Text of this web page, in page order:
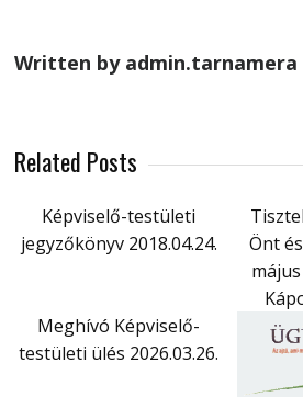
Written by admin.tarnamera
Related Posts
Képviselő-testületi
jegyzőkönyv 2018.04.24.
Önt
Meghívó Képviselő-
testületi ülés 2026.03.26.